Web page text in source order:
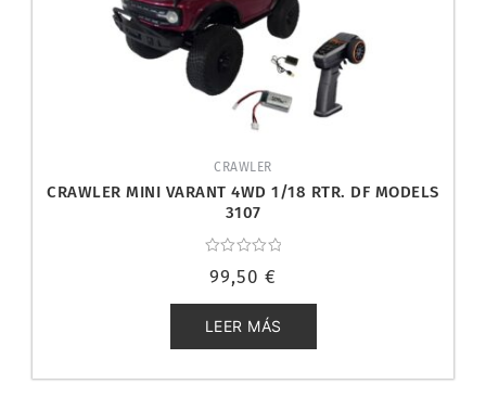
CRAWLER
CRAWLER MINI VARANT 4WD 1/18 RTR. DF MODELS
3107
con
de
5
99,50 €
LEER MÁS